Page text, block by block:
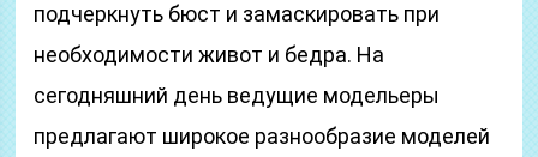
подчеркнуть бюст и замаскировать при
необходимости живот и бедра. На
сегодняшний день ведущие модельеры
предлагают широкое разнообразие моделей